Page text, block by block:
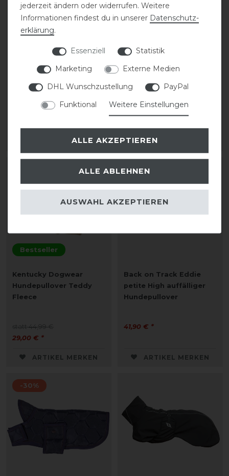
Waldhausen
Line 200 g
ARTIKEL MERKEN
Kentucky Dogwear
ARTIKEL MERKEN
Bestseller
Kentucky Dogwear
Hundepullover Teddy
Fleece
29,00 € *
ARTIKEL MERKEN
Back on Track Eddie
petite High auffälliger
Hundepullover
41,90 € *
ARTIKEL MERKEN
-30%
jederzeit ändern oder widerrufen. Weitere
Informationen findest du in unserer Daten­schutz­
erklärung.
Essenziell
Statistik
Marketing
Externe Medien
DHL Wunschzustellung
PayPal
Funktional
Weitere Einstellungen
ALLE AKZEPTIEREN
ALLE ABLEHNEN
AUSWAHL AKZEPTIEREN